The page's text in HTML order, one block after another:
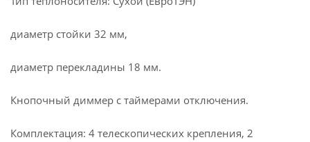
диаметр стойки 32 мм,
диаметр перекладины 18 мм.
Кнопочный диммер с таймерами отключения.
Комплектация: 4 телескопических крепления, 2